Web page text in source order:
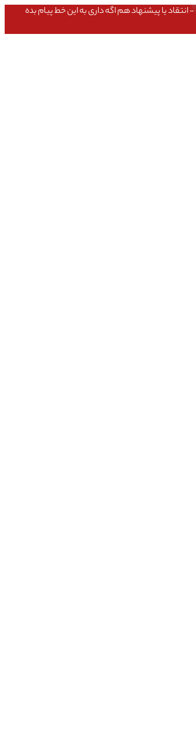
عشق داداش قیمتای سایت به روزه،خرید عمده داشتی یا مشکلی تو خرید از سایت ۰۹۱۰۹۸۰۸۵۶۵- مشکلی بعد از خریدت داشتی ۰۹۱۹۱۴۹۳۵۴۶ - پیگیری ارسال بستت ۰۹۹۲۴۰۰۹۵۲۵ - انتقاد یا پیشنهاد هم اگه داری به این خط پیام بده